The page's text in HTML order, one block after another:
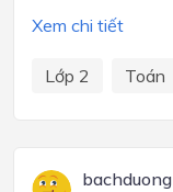
Xem chi tiết
Lớp 2 Toán
bachduong